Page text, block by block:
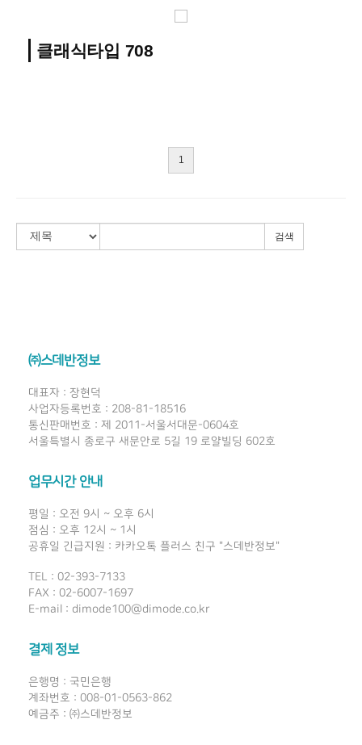
클래식타입 708
1
검색
㈜스데반정보
대표자 : 장현덕
사업자등록번호 : 208-81-18516
통신판매번호 : 제 2011-서울서대문-0604호
서울특별시 종로구 새문안로 5길 19 로얄빌딩 602호
업무시간 안내
평일 : 오전 9시 ~ 오후 6시
점심 : 오후 12시 ~ 1시
공휴일 긴급지원 : 카카오톡 플러스 친구 "스데반정보"
TEL : 02-393-7133
FAX : 02-6007-1697
E-mail : dimode100@dimode.co.kr
결제 정보
은행명 : 국민은행
계좌번호 : 008-01-0563-862
예금주 : ㈜스데반정보